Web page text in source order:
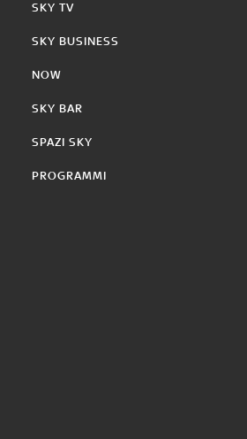
SKY TV
SKY BUSINESS
NOW
SKY BAR
SPAZI SKY
PROGRAMMI